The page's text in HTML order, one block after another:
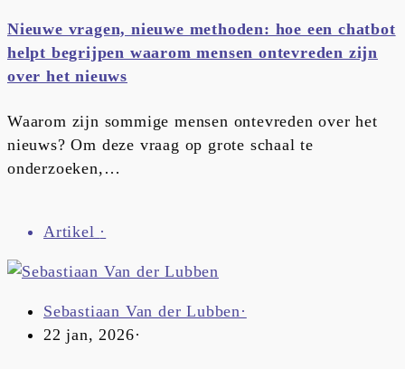
Nieuwe vragen, nieuwe methoden: hoe een chatbot
helpt begrijpen waarom mensen ontevreden zijn
over het nieuws
Waarom zijn sommige mensen ontevreden over het
nieuws? Om deze vraag op grote schaal te
onderzoeken,…
Artikel ·
Sebastiaan Van der Lubben ·
22 jan, 2026·